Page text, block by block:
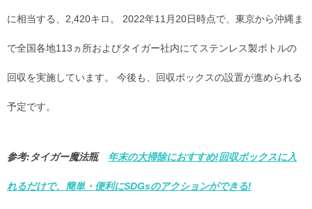
に相当する、2,420キロ。 2022年11月20日時点で、東京から沖縄ま
で全国各地113ヵ所およびタイガー社内にてステンレス製ボトルの
回収を実施しています。 今後も、回収ボックスの設置が進められる
予定です。
参考:タイガー魔法瓶 年末の大掃除におすすめ!回収ボックスに入
れるだけで、簡単・便利にSDGsのアクションができる!